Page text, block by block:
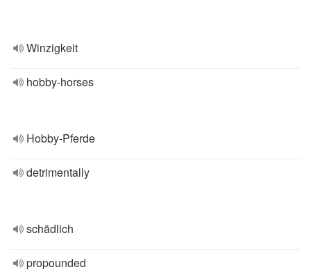
Winzigkeit
hobby-horses
Hobby-Pferde
detrimentally
schädlich
propounded